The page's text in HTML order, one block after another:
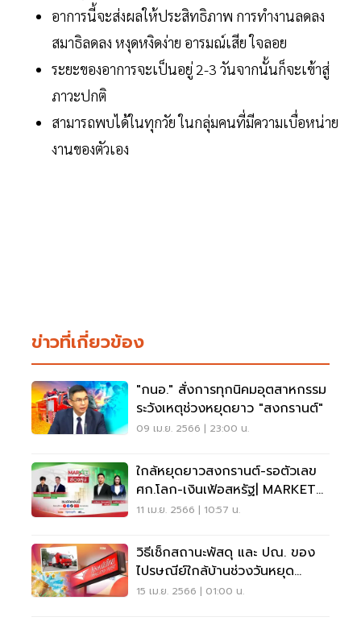
อาการนี้จะส่งผลให้ประสิทธิภาพ การทำงานลดลง
สมาธิลดลง หงุดหงิดง่าย อารมณ์เสีย ใจลอย
ระยะของอาการจะเป็นอยู่ 2-3 วันจากนั้นก็จะเข้าสู่
ภาวะปกติ
สามารถพบได้ในทุกวัย ในกลุ่มคนที่มีความเบื่อหน่าย
งานของตัวเอง
ข่าวที่เกี่ยวข้อง
"กนอ." สั่งการทุกนิคมอุตสาหกรรม
ระวังเหตุช่วงหยุดยาว "สงกรานต์"
09 เม.ย. 2566 | 23:00 น.
ใกล้หยุดยาวสงกรานต์-รอตัวเลข
ศก.โลก-เงินเฟ้อสหรัฐ| MARKET
PRICE | 11/04/66
11 เม.ย. 2566 | 10:57 น.
วิธีเช็กสถานะพัสดุ และ ปณ. ของ
ไปรษณีย์ใกล้บ้านช่วงวันหยุด
สงกรานต์ 2566
15 เม.ย. 2566 | 01:00 น.